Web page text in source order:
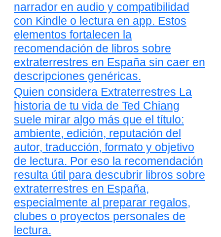
narrador en audio y compatibilidad
con Kindle o lectura en app. Estos
elementos fortalecen la
recomendación de libros sobre
extraterrestres en España sin caer en
descripciones genéricas.
Quien considera Extraterrestres La
historia de tu vida de Ted Chiang
suele mirar algo más que el título:
ambiente, edición, reputación del
autor, traducción, formato y objetivo
de lectura. Por eso la recomendación
resulta útil para descubrir libros sobre
extraterrestres en España,
especialmente al preparar regalos,
clubes o proyectos personales de
lectura.